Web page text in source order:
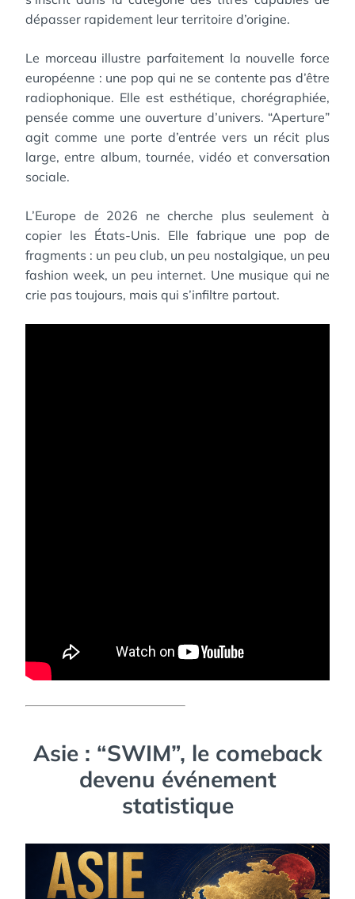
dépasser rapidement leur territoire d’origine.
Le morceau illustre parfaitement la nouvelle force
européenne : une pop qui ne se contente pas d’être
radiophonique. Elle est esthétique, chorégraphiée,
pensée comme une ouverture d’univers. “Aperture”
agit comme une porte d’entrée vers un récit plus
large, entre album, tournée, vidéo et conversation
sociale.
L’Europe de 2026 ne cherche plus seulement à
copier les États-Unis. Elle fabrique une pop de
fragments : un peu club, un peu nostalgique, un peu
fashion week, un peu internet. Une musique qui ne
crie pas toujours, mais qui s’infiltre partout.
Asie : “SWIM”, le comeback
devenu événement
statistique